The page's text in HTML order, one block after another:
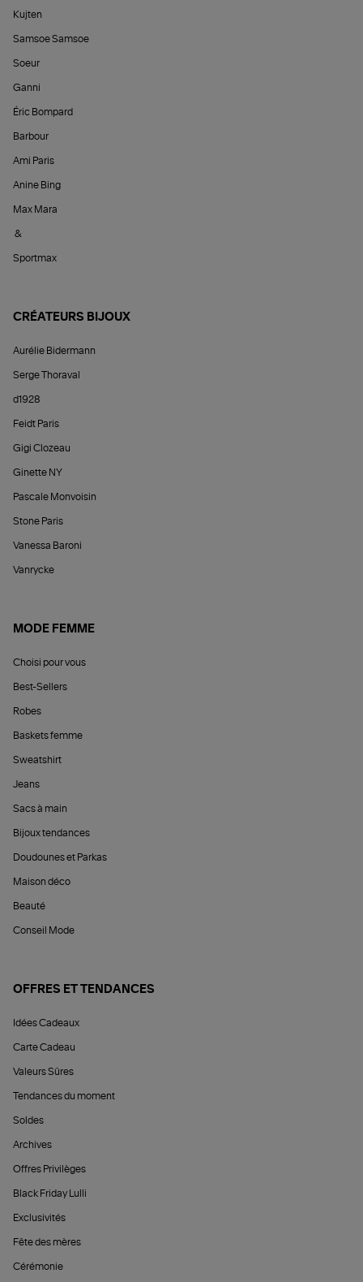
Kujten
Samsoe Samsoe
Soeur
Ganni
Éric Bompard
Barbour
Ami Paris
Anine Bing
Max Mara
&
Sportmax
CRÉATEURS BIJOUX
Aurélie Bidermann
Serge Thoraval
d1928
Feidt Paris
Gigi Clozeau
Ginette NY
Pascale Monvoisin
Stone Paris
Vanessa Baroni
Vanrycke
MODE FEMME
Choisi pour vous
Best-Sellers
Robes
Baskets femme
Sweatshirt
Jeans
Sacs à main
Bijoux tendances
Doudounes et Parkas
Maison déco
Beauté
Conseil Mode
OFFRES ET TENDANCES
Idées Cadeaux
Carte Cadeau
Valeurs Sûres
Tendances du moment
Soldes
Archives
Offres Privilèges
Black Friday Lulli
Exclusivités
Fête des mères
Cérémonie